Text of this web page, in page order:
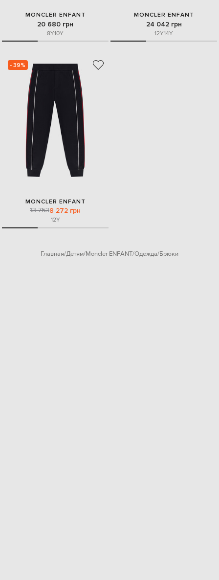
MONCLER ENFANT
20 680 грн
8Y10Y
MONCLER ENFANT
24 042 грн
12Y14Y
- 39%
MONCLER ENFANT
13 7538 272 грн
12Y
Главная Детям Moncler ENFANT Одежда Брюки